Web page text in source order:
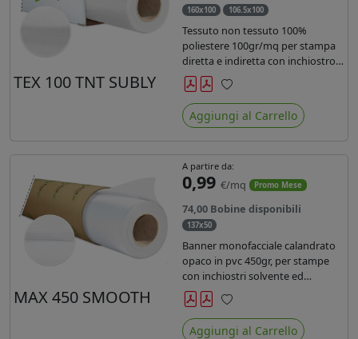
TEX 100 TNT SUBLY
160x100 106.5x100
Tessuto non tessuto 100%
poliestere 100gr/mq per stampa
diretta e indiretta con inchiostro
sublimatico, latex e uv.
Preferiti
Aggiungi al Carrello
MAX 450 SMOOTH
A partire da:
0,99 €/mq Promo Mese
74,00 Bobine disponibili
137x50
Banner monofacciale calandrato
opaco in pvc 450gr, per stampe
con inchiostri solvente ed
ecosolvente , uv e latex.
Preferiti
Aggiungi al Carrello